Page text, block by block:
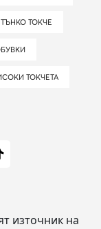
ТЪНКО ТОКЧЕ
ТОКЧЕТА
източник на